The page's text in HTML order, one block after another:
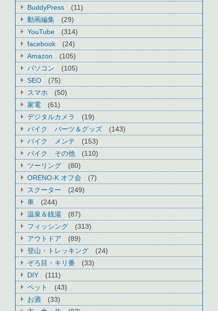
BuddyPress
(11)
動画編集
(29)
YouTube
(314)
facebook
(24)
Amazon
(105)
パソコン
(105)
SEO
(75)
スマホ
(50)
家電
(61)
デジタルカメラ
(19)
バイク パーツ＆グッズ
(143)
バイク メンテ
(153)
バイク その他
(110)
ツーリング
(80)
ORENO-K オフ会
(7)
スクーター
(249)
車
(244)
温泉＆銭湯
(87)
フィッシング
(313)
アウトドア
(89)
登山・トレッキング
(24)
ぞろ目・キリ番
(33)
DIY
(111)
ペット
(43)
お酒
(33)